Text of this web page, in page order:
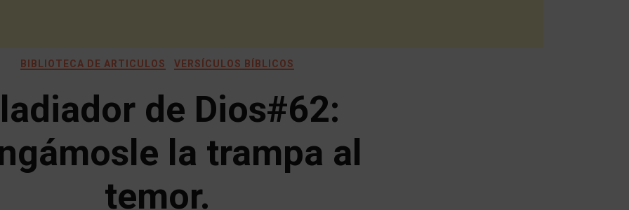
BIBLIOTECA DE ARTICULOS VERSÍCULOS BÍBLICOS
de Dios#62:
la trampa al
temor.